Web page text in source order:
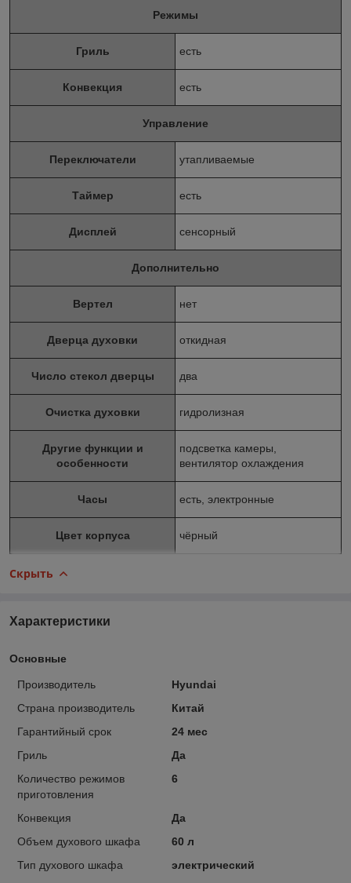
Режимы
Гриль есть
Конвекция есть
Управление
Переключатели утапливаемые
Таймер есть
Дисплей сенсорный
Дополнительно
Вертел нет
Дверца духовки откидная
Число стекол дверцы два
Очистка духовки гидролизная
Другие функции и
особенности
подсветка камеры,
вентилятор охлаждения
Часы есть, электронные
Цвет корпуса чёрный
Скрыть
Характеристики
Основные
Производитель
Hyundai
Страна производитель
Китай
Гарантийный срок
24 мес
Гриль
Да
Количество режимов
приготовления
6
Конвекция
Да
Объем духового шкафа
60 л
Тип духового шкафа
электрический